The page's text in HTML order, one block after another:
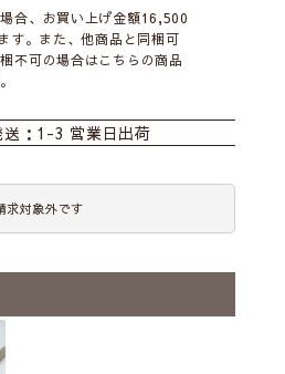
合、お買い上げ金額16,500
す。また、他商品と同梱可
不可の場合はこちらの商品
送：1-3 営業日出荷
求対象外です